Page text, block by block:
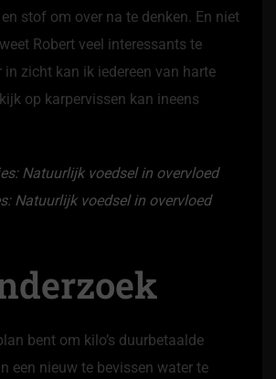
stof om over na te denken. En niet
Robert veel interessants te
in zicht kan ik iedereen van harte
op karpervissen kan ineens
Natuurlijk voedsel in overvloed
bent om kilo’s duurbetaalde
een nieuw te bevissen water te